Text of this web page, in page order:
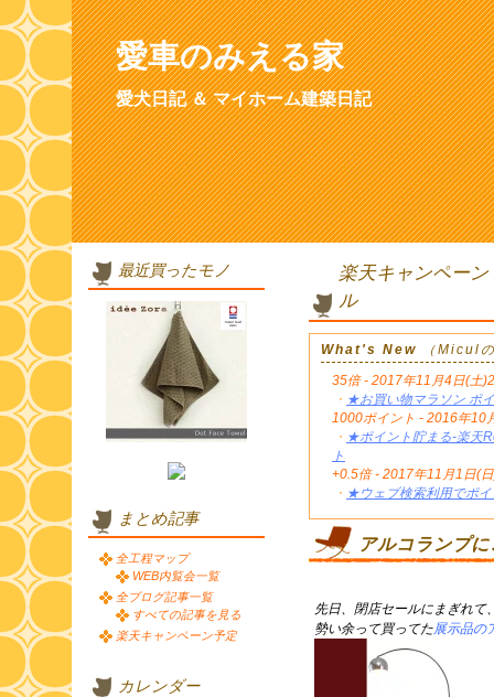
愛車のみえる家
愛犬日記 ＆ マイホーム建築日記
楽天キャンペー
ル
What's New （Micul
35倍 - 2017年11月4日(土
・ ★お買い物マラソン ポ
1000ポイント - 2016年10
・ ★ポイント貯まる-楽天
ト
+0.5倍 - 2017年11月1日(
・ ★ウェブ検索利用でポ
アルコランプ
先日、閉店セールにまぎれて
勢い余って買ってた展示品の
最近買ったモノ
まとめ記事
全工程マップ
WEB内覧会一覧
全ブログ記事一覧
すべての記事を見る
楽天キャンペーン予定
カレンダー